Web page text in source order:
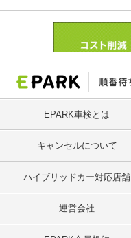
EPARK車検とは
キャンセルについて
ハイブリッドカー対応店舗
運営会社